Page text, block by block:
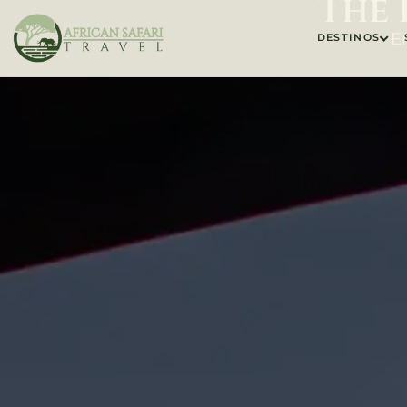
DESTINOS